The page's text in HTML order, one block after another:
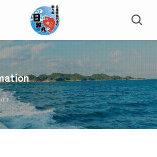
日